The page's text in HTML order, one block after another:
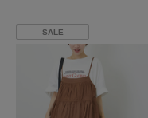
SALE